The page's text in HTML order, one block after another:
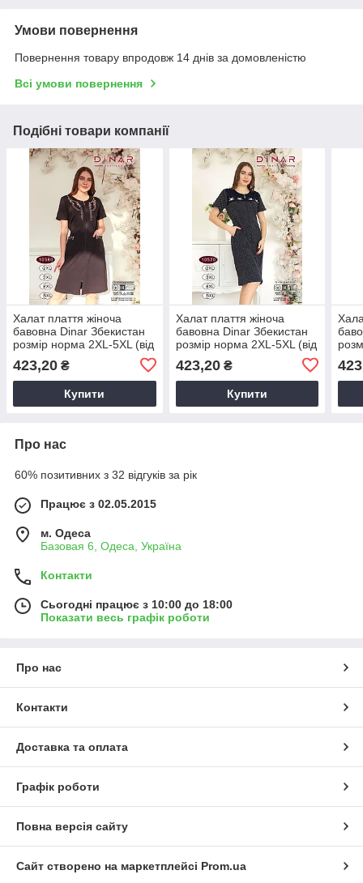
Умови повернення
Повернення товару впродовж 14 днів за домовленістю
Всі умови повернення
Подібні товари компанії
Халат плаття жіноча
бавовна Dinar Збекистан
розмір норма 2XL-5XL (від
423,20 ₴
Купити
Халат плаття жіноча
бавовна Dinar Збекистан
розмір норма 2XL-5XL (від
423,20₴
Купити
Про нас
60% позитивних з 32 відгуків за рік
Працює з 02.05.2015
м. Одеса
Базовая 6, Одеса, Україна
Контакти
Сьогодні працює з 10:00 до 18:00
Показати весь графік роботи
Про нас
Контакти
Доставка та оплата
Графік роботи
Повна версія сайту
Сайт створено на маркетплейсі Prom.ua